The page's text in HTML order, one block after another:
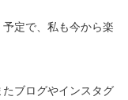
定で、私も今から楽
ブログやインスタグ